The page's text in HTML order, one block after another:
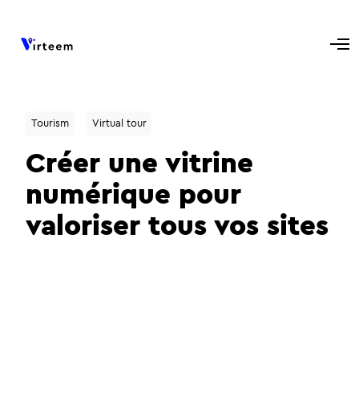
Tourism Virtual tour
Créer une vitrine
numérique pour
valoriser tous vos sites